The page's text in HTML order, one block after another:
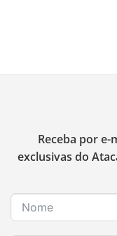
Receba por
exclusivas do